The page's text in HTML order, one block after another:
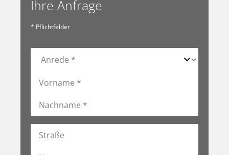
Ihre Anfrage
* Pflichtfelder